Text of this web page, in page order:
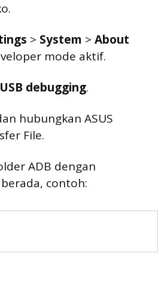
> System > About
mode aktif.
USB debugging.
hubungkan ASUS
File.
ADB dengan
contoh: